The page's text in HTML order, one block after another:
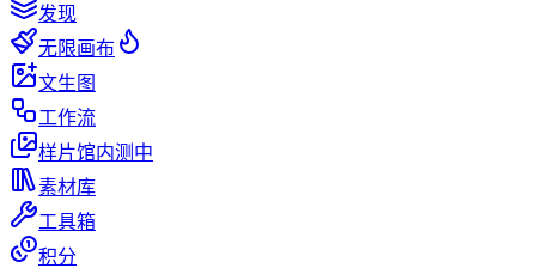
发现
无限画布
文生图
工作流
样片馆内测中
素材库
工具箱
积分